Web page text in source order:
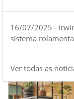
16/07/2025 -
sistema
Ver todas as